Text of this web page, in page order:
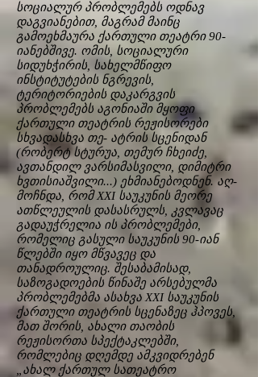
სოციალურ პრობლემებს ოდნავ
დაგვიანებით, მაგრამ მაინც
გამოეხმაურა ქართული თეატრი 90-
იანებშივე. ომის, სოციალური
სიდუხჭირის, სახელმწიფო
ინსტიტუტების ნგრევის,
ტერიტორიების დაკარგვის
პრობლემებს აგონიაში მყოფი
ქართული თეატრის რეჟისორები
სხვადასხვა თე- ატრის სცენიდან
(რობერტ სტურუა, თემურ ჩხეიძე,
ავთანდილ ვარსიმასვილი, დიმიტრი
ხვთისიაშვილი...) ეხმიანებოდნენ. აღ-
მოჩნდა, რომ XXI საუკუნის მეორე
ათწლეულის დასასრულს, კვლავაც
გადაუჭრელია ის პრობლემები,
რომელიც გასული საუკუნის 90-იან
წლებში იყო მწვავეც და
თანადროულიც. შესაბამისად,
საზოგადოების წინაშე არსებულმა
პრობლემებმა ასახვა XXI საუკუნის
ქართული თეატრის სცენაზეც ჰპოვეს,
მათ შორის, ახალი თაობის
რეჟისორთა სპექტაკლებში,
რომლებიც დღემდე ამკვიდრებენ
„ახალ ქართულ სათეატრო